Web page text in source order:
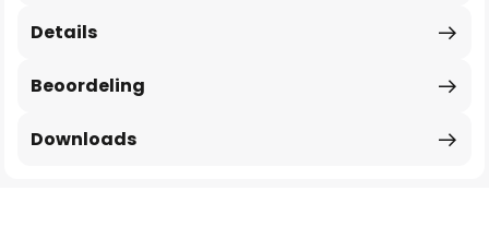
Details
Beoordeling
Downloads